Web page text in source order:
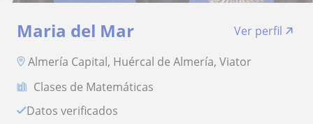
Maria del Mar
Ver perfil
Almería Capital, Huércal de Almería, Viator
Clases de Matemáticas
Datos verificados